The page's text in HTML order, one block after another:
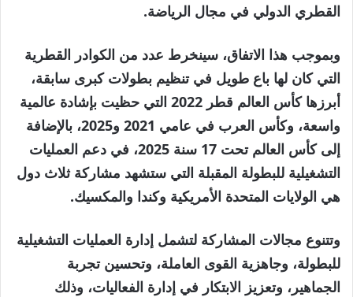
القطري الدولي في مجال الرياضة.
وبموجب هذا الاتفاق، سينخرط عدد من الكوادر القطرية
التي كان لها باع طويل في تنظيم بطولات كبرى سابقة،
أبرزها كأس العالم قطر 2022 التي حظيت بإشادة عالمية
واسعة، وكأس العرب في عامي 2021 و2025، بالإضافة
إلى كأس العالم تحت 17 سنة 2025، في دعم العمليات
التشغيلية للبطولة المقبلة التي ستشهد مشاركة ثلاث دول
هي الولايات المتحدة الأمريكية وكندا والمكسيك.
وتتنوع مجالات المشاركة لتشمل إدارة العمليات التشغيلية
للبطولة، وجاهزية القوى العاملة، وتحسين تجربة
الجماهير، وتعزيز الابتكار في إدارة الفعاليات، وذلك